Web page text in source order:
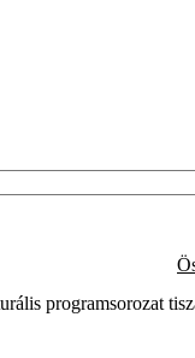
programsorozat